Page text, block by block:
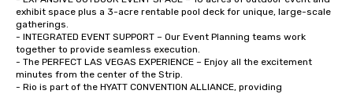
knowing that
of from the moment
booked to the minute
remember to submit
exhibit space plus a 3-acre rentable pool deck for unique, large-scale
gatherings.
- INTEGRATED EVENT SUPPORT – Our Event Planning teams work
together to provide seamless execution.
- The PERFECT LAS VEGAS EXPERIENCE – Enjoy all the excitement
minutes from the center of the Strip.
- Rio is part of the HYATT CONVENTION ALLIANCE, providing